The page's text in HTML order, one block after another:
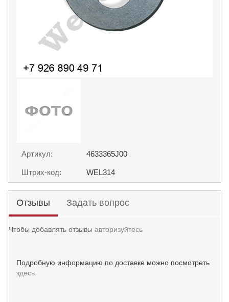
Артикул: 4633365J00
Штрих-код: WEL314
Отзывы Задать вопрос
Чтобы добавлять отзывы авторизуйтесь
Подробную информацию по доставке можно посмотреть
здесь.